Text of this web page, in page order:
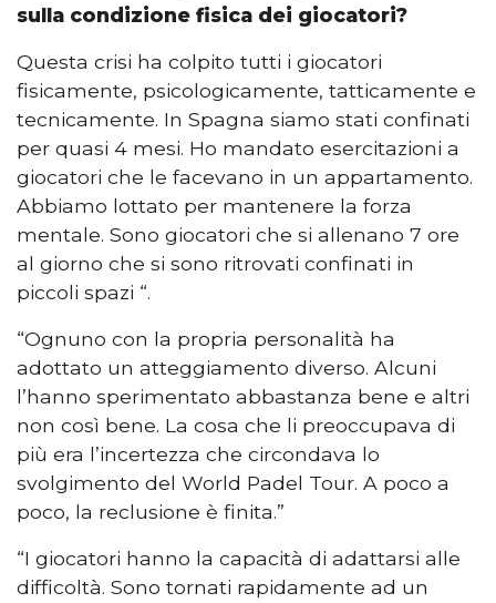
sulla condizione fisica dei giocatori?
Questa crisi ha colpito tutti i giocatori
fisicamente, psicologicamente, tatticamente e
tecnicamente. In Spagna siamo stati confinati
per quasi 4 mesi. Ho mandato esercitazioni a
giocatori che le facevano in un appartamento.
Abbiamo lottato per mantenere la forza
mentale. Sono giocatori che si allenano 7 ore
al giorno che si sono ritrovati confinati in
piccoli spazi “.
“Ognuno con la propria personalità ha
adottato un atteggiamento diverso. Alcuni
l’hanno sperimentato abbastanza bene e altri
non così bene. La cosa che li preoccupava di
più era l’incertezza che circondava lo
svolgimento del World Padel Tour. A poco a
poco, la reclusione è finita.”
“I giocatori hanno la capacità di adattarsi alle
difficoltà. Sono tornati rapidamente ad un